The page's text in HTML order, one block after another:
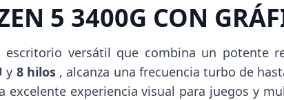
5 3400G CON
escritorio versátil que combina un potente
y 8 hilos , alcanza una frecuencia turbo de
excelente experiencia visual para juegos y